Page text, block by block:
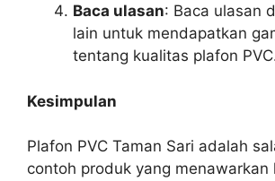
Baca ulasan: Baca ulasan
lain untuk mendapatkan
tentang kualitas plafon
Kesimpulan
Plafon PVC Taman Sari adalah
contoh produk yang menawarkan